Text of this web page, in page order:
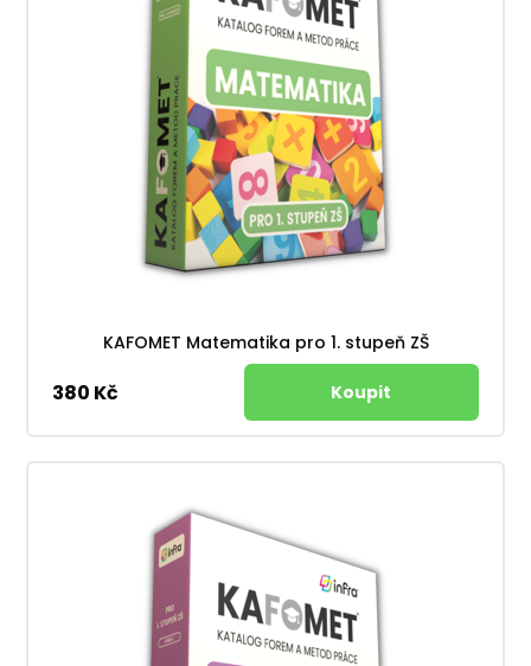
KAFOMET Matematika pro 1. stupeň ZŠ
380 Kč